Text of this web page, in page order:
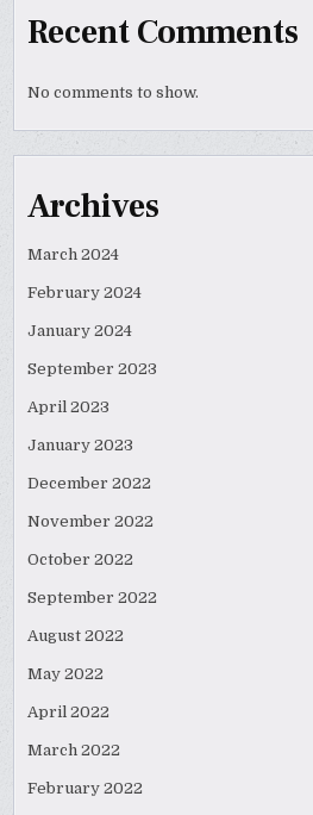
Recent Comments
No comments to show.
Archives
March 2024
February 2024
January 2024
September 2023
April 2023
January 2023
December 2022
November 2022
October 2022
September 2022
August 2022
May 2022
April 2022
March 2022
February 2022